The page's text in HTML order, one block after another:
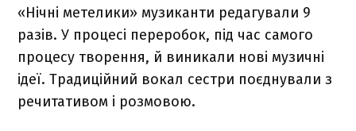
«Нічні метелики» музиканти редагували 9
разів. У процесі переробок, під час самого
процесу творення, й виникали нові музичні
ідеї. Традиційний вокал сестри поєднували з
речитативом і розмовою.